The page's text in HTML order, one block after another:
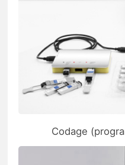
Codage